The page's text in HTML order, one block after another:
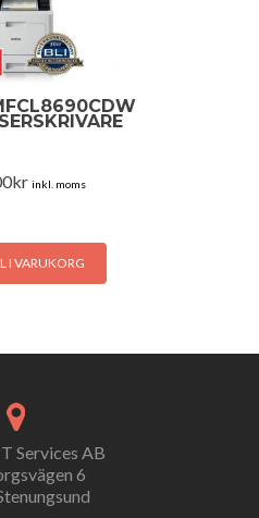
kr inkl. moms
I VARUKORG
Services AB
6